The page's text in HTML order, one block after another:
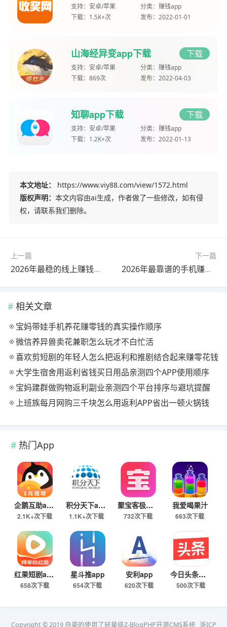
支持： 安卓/苹果 分类： 赚钱app
下载： 1.5K+次 发布： 2022-01-01
山海经异变app下载 下载
支持： 安卓/苹果 分类： 赚钱app
下载： 869次 发布： 2022-04-03
知聊app下载 下载
支持： 安卓/苹果 分类： 赚钱app
下载： 1.2K+次 发布： 2022-01-13
本文地址：
https://www.viy88.com/view/1572.html
版权声明： 本文内容由ai生成，作者做了一些修改，如有侵
权，请联系我们删除。
上一篇
2026年最稳的线上赚钱方式，新手也能轻松上手
下一篇
2026年最靠谱的手机赚钱软件有哪些？通过这些app能轻松赚钱
相关文章
宝妈带娃手机养花赚零钱的真实操作顺序
微信养异兽卖花兼职怎么玩才不白忙活
喜欢剪短剧的年轻人怎么把返利和推剧结合起来赚零花钱
大学生宿舍用返利省钱买日用品亲测四个APP使用顺序
宝妈建群做购物返利副业亲测四个平台排序与避坑提醒
上班族每月网购三千块怎么用返利APP省出一顿火锅钱
热门App
企鹅互助app
2.1K+次下载
积分天下app
1.1K+次下载
聚宝客极速版
732次下载
我爱喝果汁
663次下载
红果短剧app
658次下载
星斗推app
654次下载
安利app
620次下载
今日头条极速版下载
500次下载
Copyright © 2019 自豪的使用了轻量级Z-BlogPHP开源CMS系统 浙ICP